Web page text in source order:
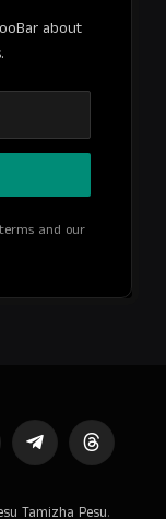
about
and our
TelegramThreads
Tamizha Pesu.